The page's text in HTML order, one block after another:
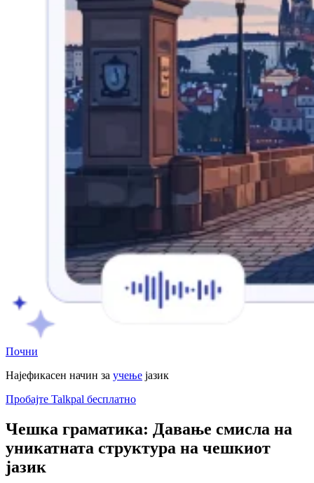
Почни
Најефикасен начин за учење јазик
Пробајте Talkpal бесплатно
Чешка граматика: Давање смисла на
уникатната структура на чешкиот
јазик